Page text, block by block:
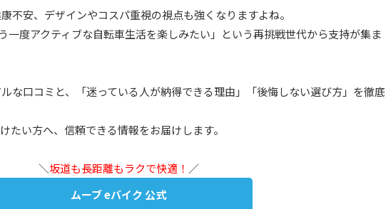
不安、デザインやコスパ重視の視点も強くなりますよね。
一度アクティブな自転車生活を楽しみたい」という再挑戦世代から支持が集ま
な口コミと、「迷っている人が納得できる理由」「後悔しない選び方」を徹底
たい方へ、信頼できる情報をお届けします。
＼坂道も長距離もラクで快適！ ／
ムーブ eバイク 公式